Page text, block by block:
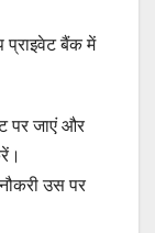
बैंक में
पर जाएं और
उस पर